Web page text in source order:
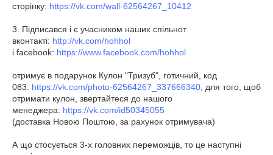
сторінку: https://vk.com/wall-62564267_10412
3. Підписався і є учасником наших спільнот
вконтакті: http://vk.com/hohhol
і facebook: https://www.facebook.com/hohhol
отримує в подарунок Кулон "Тризуб", готичний, код
083: https://vk.com/photo-62564267_337666340 , для того, щоб
отримати кулон, звертайтеся до нашого
менеджера: https://vk.com/id50345055
(доставка Новою Поштою, за рахунок отримувача)
А що стосується 3-х головних переможців, то це наступні